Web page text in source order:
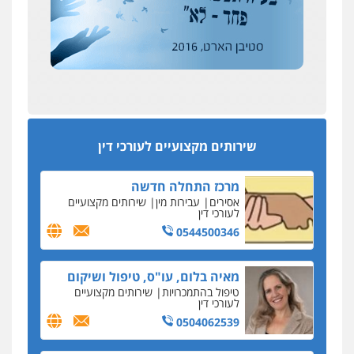
שירותים מקצועיים לעורכי דין
רונן הלל – מוניטין
מחיקת כתבות מגוגל ודחיקת אזכורים
שירותים מקצועיים לעורכי דין
0522508109
מקצועיים לעורכי דין
מרכז התחלה חדשה
אסירים עבירות מין שירותים מקצועיים
לעורכי דין
0544500346
מאיה בלום, עו"ס, טיפול ושיקום
טיפול בהתמכרויות שירותים מקצועיים
לעורכי דין
0504062539
194 עורכי הדין החדשים
אחרי המלחמה: הוסמכו בירושלים עורכות ועורכי
הדין החדשים
עסקה חמה
כתב האישום נגד עו"ד עידן דביר: האונס והמחירון
לאקטים מיניים
כתב אישום: יו"ר ש"ס לשעבר בחיפה וסינדיקאט
ההלוואות של משפחת הרינג
הפרקליטות: הרב נתנאל חייק ואביו הרב אריה חייק
שמשו אנשי
החשוד ברצח עו"ד ארבל פלדמן טען לרקע נפשי
ושתק בחקירתו
בבית המשפט התברר כי לחשוד, אחמד אלרג'וב
מרמלה, לא נערכה